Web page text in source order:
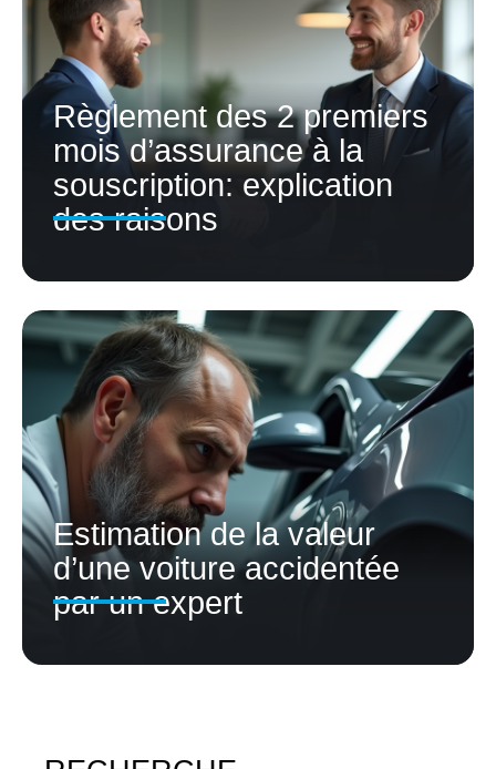
Règlement des 2 premiers
mois d’assurance à la
souscription: explication
des raisons
Estimation de la valeur
d’une voiture accidentée
par un expert